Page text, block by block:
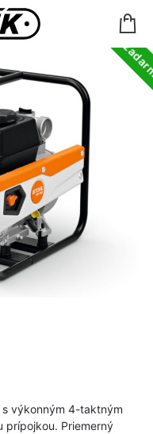
výkonným 4-taktným
prípojkou. Priemerný